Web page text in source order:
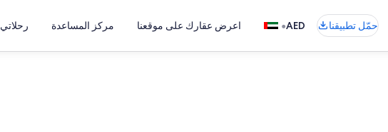
حمّل تطبيقنا AED
• اعرض عقارك على موقعنا مركز المساعدة رحلاتي